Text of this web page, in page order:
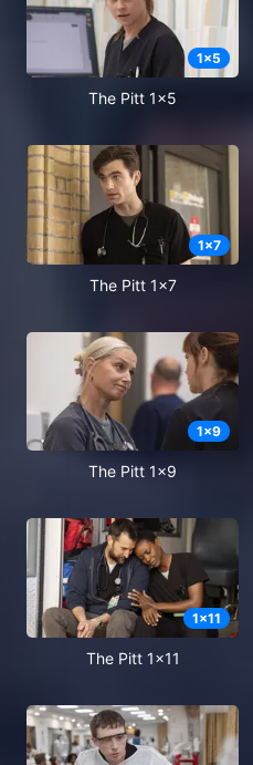
1x5
The Pitt 1x5
1x7
The Pitt 1x7
1x9
The Pitt 1x9
1x11
The Pitt 1x11